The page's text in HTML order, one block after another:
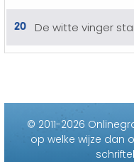
20 De witte vinger
© 2011-2026
op welke wijze dan